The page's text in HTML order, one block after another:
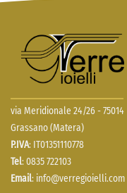
via Meridionale 24/26 - 75014
Grassano (Matera)
P.IVA: IT01351110778
Tel: 0835 722103
Email: info@verregioielli.com